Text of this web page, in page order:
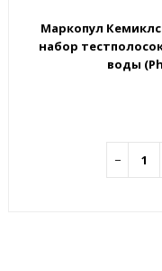
Маркопул
набор
воды
−